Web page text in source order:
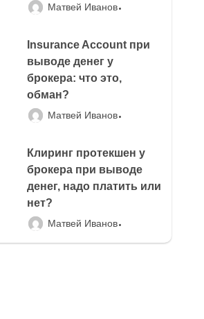
Матвей Иванов
Insurance Account при
выводе денег у
брокера: что это,
обман?
Матвей Иванов
Клиринг протекшен у
брокера при выводе
денег, надо платить или
нет?
Матвей Иванов